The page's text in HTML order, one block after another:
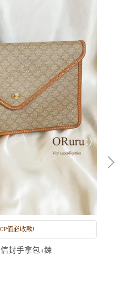
值必收款!
封手拿包+鍊